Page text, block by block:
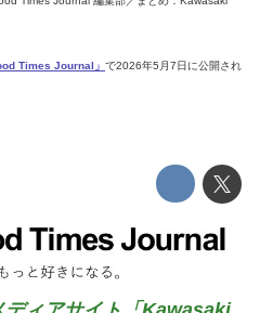
Times Journal」 で2026年5月7日に公開され